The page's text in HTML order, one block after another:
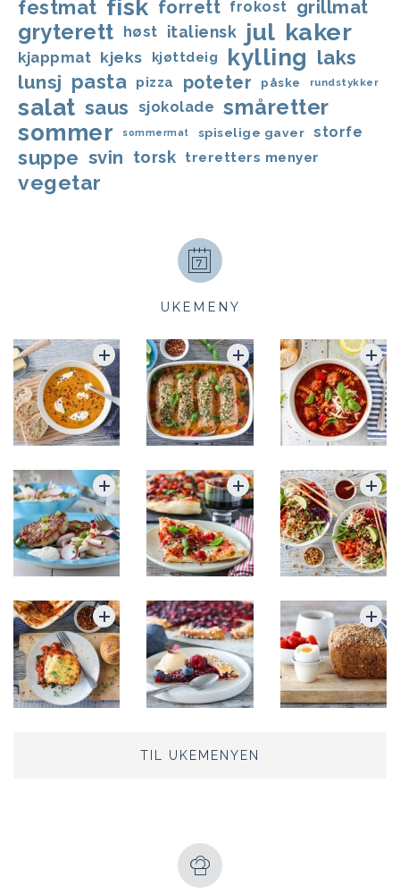
festmat fisk forrett frokost grillmat
gryterett høst italiensk jul kaker
kjappmat kjeks kjøttdeig kylling laks
lunsj pasta pizza poteter påske rundstykker
salat saus sjokolade småretter
sommer sommermat spiselige gaver storfe
suppe svin torsk treretters menyer
vegetar
UKEMENY
TIL UKEMENYEN